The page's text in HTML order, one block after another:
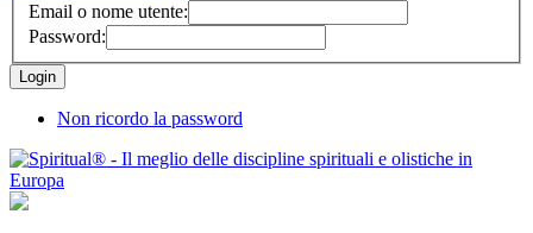
Email o nome utente:
Password:
Non ricordo la password